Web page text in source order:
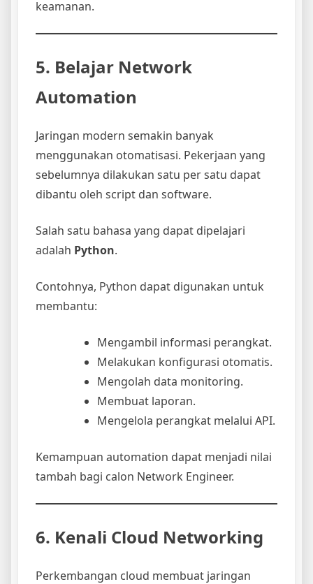
keamanan.
5. Belajar Network
Automation
Jaringan modern semakin banyak
menggunakan otomatisasi. Pekerjaan yang
sebelumnya dilakukan satu per satu dapat
dibantu oleh script dan software.
Salah satu bahasa yang dapat dipelajari
adalah Python.
Contohnya, Python dapat digunakan untuk
membantu:
Mengambil informasi perangkat.
Melakukan konfigurasi otomatis.
Mengolah data monitoring.
Membuat laporan.
Mengelola perangkat melalui API.
Kemampuan automation dapat menjadi nilai
tambah bagi calon Network Engineer.
6. Kenali Cloud Networking
Perkembangan cloud membuat jaringan